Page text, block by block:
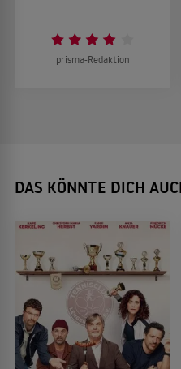
prisma-Redaktion
DAS KÖNNTE DICH